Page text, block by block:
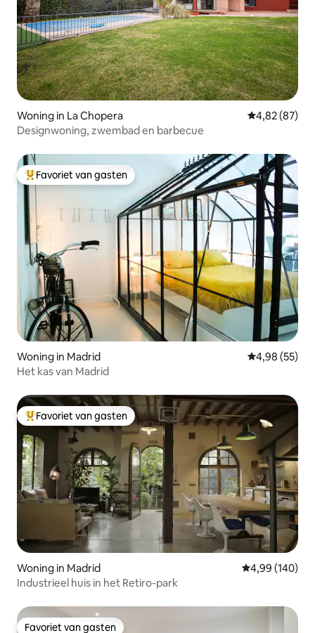
Woning in La Chopera Gemiddelde
4,82 (87)
Designwoning, zwembad en barbecue
Topfavoriet van gasten
Favoriet van gasten
Woning in Madrid Gemiddelde
4,98 (55)
Het kas van Madrid
Topfavoriet van gasten
Favoriet van gasten
Woning in Madrid Gemiddelde
4,99 (140)
Industrieel huis in het Retiro-park
Favoriet van gasten